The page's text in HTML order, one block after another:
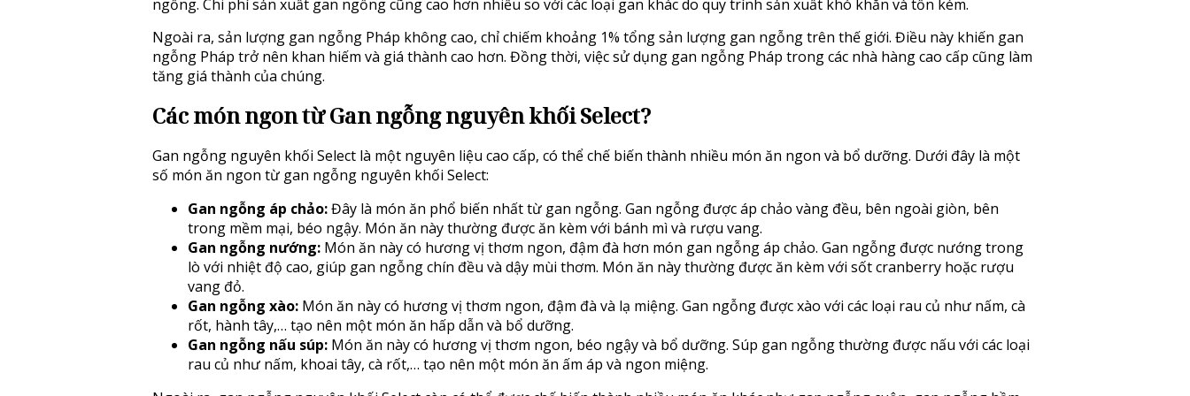
ngỗng. Chi phí sản xuất gan ngỗng cũng cao hơn nhiều so với các loại gan khác do quy trình sản xuất khó khăn và tốn kém.
Ngoài ra, sản lượng gan ngỗng Pháp không cao, chỉ chiếm khoảng 1% tổng sản lượng gan ngỗng trên thế giới. Điều này khiến gan
ngỗng Pháp trở nên khan hiếm và giá thành cao hơn. Đồng thời, việc sử dụng gan ngỗng Pháp trong các nhà hàng cao cấp cũng làm
tăng giá thành của chúng.
Các món ngon từ Gan ngỗng nguyên khối Select?
Gan ngỗng nguyên khối Select là một nguyên liệu cao cấp, có thể chế biến thành nhiều món ăn ngon và bổ dưỡng. Dưới đây là một
số món ăn ngon từ gan ngỗng nguyên khối Select:
Gan ngỗng áp chảo:Đây là món ăn phổ biến nhất từ gan ngỗng. Gan ngỗng được áp chảo vàng đều, bên ngoài giòn, bên
trong mềm mại, béo ngậy. Món ăn này thường được ăn kèm với bánh mì và rượu vang.
Gan ngỗng nướng: Món ăn này có hương vị thơm ngon, đậm đà hơn món gan ngỗng áp chảo. Gan ngỗng được nướng trong
lò với nhiệt độ cao, giúp gan ngỗng chín đều và dậy mùi thơm. Món ăn này thường được ăn kèm với sốt cranberry hoặc rượu
vang đỏ.
Gan ngỗng xào: Món ăn này có hương vị thơm ngon, đậm đà và lạ miệng. Gan ngỗng được xào với các loại rau củ như nấm, cà
rốt, hành tây,… tạo nên một món ăn hấp dẫn và bổ dưỡng.
Gan ngỗng nấu súp: Món ăn này có hương vị thơm ngon, béo ngậy và bổ dưỡng. Súp gan ngỗng thường được nấu với các loại
rau củ như nấm, khoai tây, cà rốt,… tạo nên một món ăn ấm áp và ngon miệng.